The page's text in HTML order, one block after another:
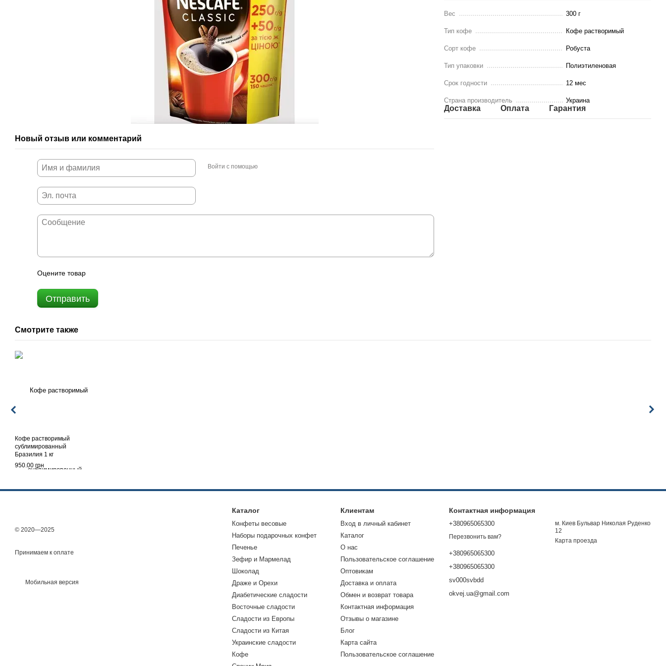
Новый отзыв или комментарий
Войти с помощью
Оцените товар
Отправить
Вес 300 г
Тип кофе Кофе растворимый
Сорт кофе Робуста
Тип упаковки Полиэтиленовая
Срок годности 12 мес
Страна производитель Украина
Доставка Оплата Гарантия
Смотрите также
Кофе растворимый
сублимированный
Бразилия 1 кг
950.00 грн
© 2020—2025
Принимаем к оплате
Мобильная версия
Каталог
Конфеты весовые
Наборы подарочных конфет
Печенье
Зефир и Мармелад
Шоколад
Драже и Орехи
Диабетические сладости
Восточные сладости
Сладости из Европы
Сладости из Китая
Украинские сладости
Кофе
Клиентам
Вход в личный кабинет
Каталог
О нас
Пользовательское соглашение
Оптовикам
Доставка и оплата
Обмен и возврат товара
Контактная информация
Отзывы о магазине
Блог
Карта сайта
Пользовательское соглашение
Контактная информация
+380965065300
Перезвонить вам?
+380965065300
+380965065300
sv000svbdd
okvej.ua@gmail.com
м. Киев Бульвар Николая Руденко
12
Карта проезда